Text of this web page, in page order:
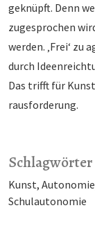
Schlagwörter
Kunst Autonomie
Schulautonomie
geknüpft. Denn
zugesprochen
werden. ‚Frei‘ zu
durch
Das trifft für
raus­forderung.